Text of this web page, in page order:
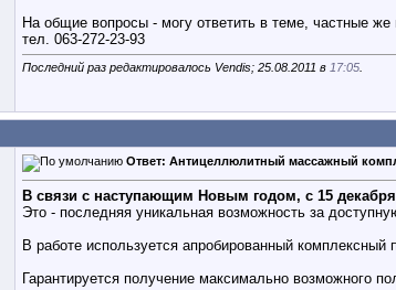
На общие вопросы - могу ответить в теме, частные
тел. 063-272-23-93
Последний раз редактировалось Vendis; 25.08.2011 в 17:05
Ответ: Антицеллюлитный массажный
В связи с наступающим Новым годом, с 15
Это - последняя уникальная возможность за
В работе используется апробированный
Гарантируется получение максимально возможного